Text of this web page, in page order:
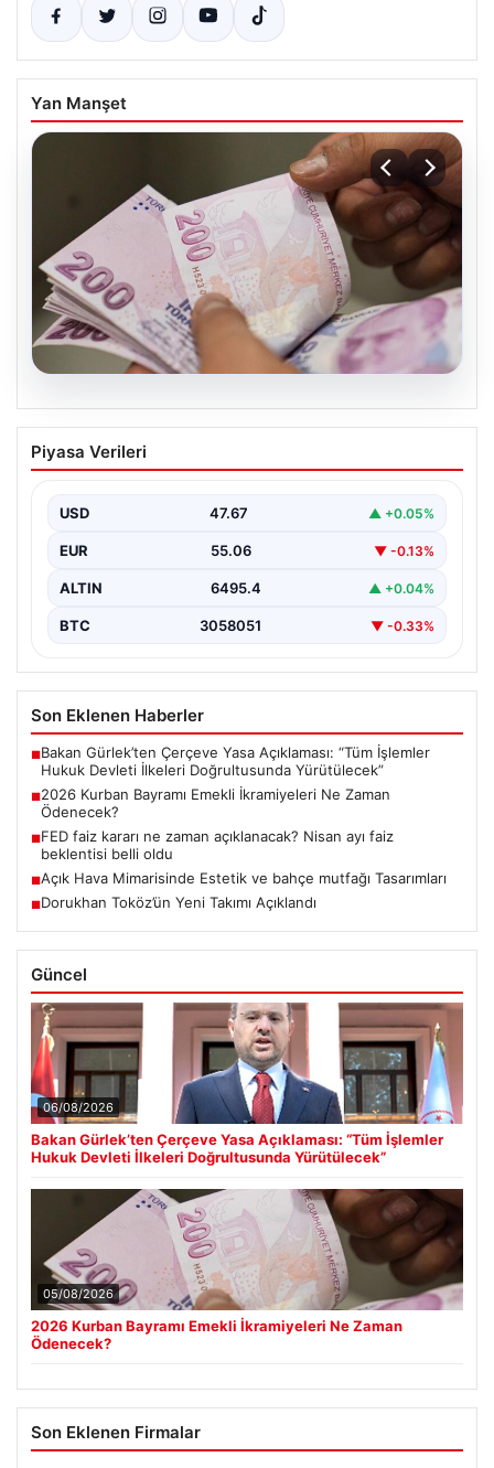
Yan Manşet
05.08.2026
2026 Kurban Bayramı Emekli
İkramiyeleri Ne Zaman Ödenecek?
milyon emekli vatandaşın gözü kulağı bayram
ikramiyesi…
Piyasa Verileri
USD 47.67 ▲ +0.05%
EUR 55.06 ▼ -0.13%
ALTIN 6495.4 ▲ +0.04%
BTC 3058051 ▼ -0.33%
Son Eklenen Haberler
■Bakan Gürlek’ten Çerçeve Yasa Açıklaması: “Tüm İşlemler
Hukuk Devleti İlkeleri Doğrultusunda Yürütülecek”
■2026 Kurban Bayramı Emekli İkramiyeleri Ne Zaman
Ödenecek?
■FED faiz kararı ne zaman açıklanacak? Nisan ayı faiz
beklentisi belli oldu
■Açık Hava Mimarisinde Estetik ve bahçe mutfağı Tasarımları
■Dorukhan Toköz’ün Yeni Takımı Açıklandı
Güncel
06/08/2026
Bakan Gürlek’ten Çerçeve Yasa Açıklaması: “Tüm İşlemler
Hukuk Devleti İlkeleri Doğrultusunda Yürütülecek”
05/08/2026
2026 Kurban Bayramı Emekli İkramiyeleri Ne Zaman
Ödenecek?
Son Eklenen Firmalar